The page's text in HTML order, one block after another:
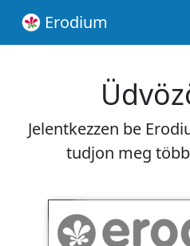
Erodium
Jelentkezzen be
tudjon meg